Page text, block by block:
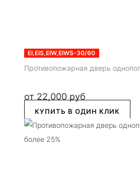
EI,EIS,EIW,EIWS-30/60
Противопожарная дверь
от 22,000 руб
КУПИТЬ В ОДИН КЛИК